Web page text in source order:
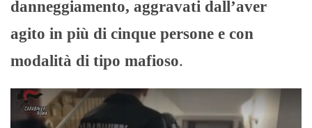
danneggiamento, aggravati dall’aver
agito in più di cinque persone e con
modalità di tipo mafioso.